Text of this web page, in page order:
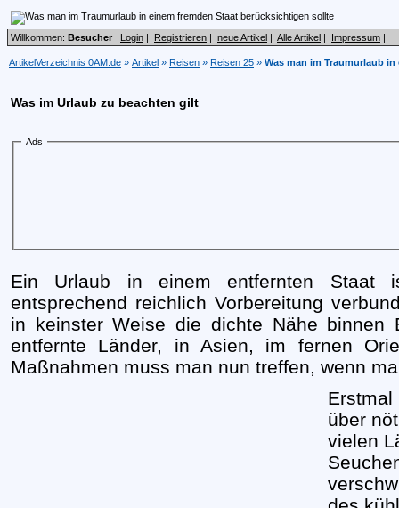
Willkommen: Besucher Login | Registrieren | neue Artikel | Alle Artikel | Impressum |
ArtikelVerzeichnis 0AM.de » Artikel » Reisen » Reisen 25 » Was man im Traumurlaub
Was im Urlaub zu beachten gilt
Ads
Ein Urlaub in einem entfernten Staat
entsprechend reichlich Vorbereitung
in keinster Weise die dichte Nähe binnen
entfernte Länder, in Asien, im fernen
Maßnahmen muss man nun treffen, wenn
Erstmal
über
vielen